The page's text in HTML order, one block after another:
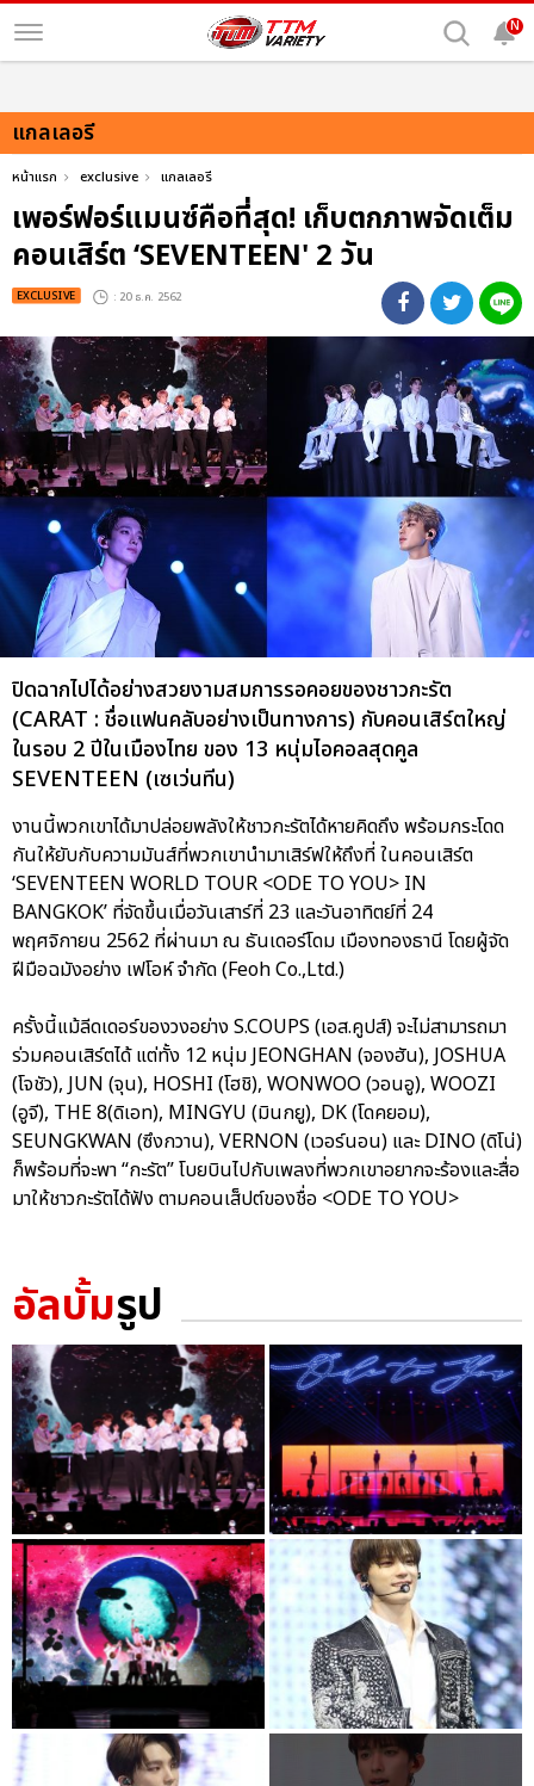
N
แกลเลอรี
หน้าแรก exclusive แกลเลอรี
เพอร์ฟอร์แมนซ์คือที่สุด! เก็บตกภาพจัดเต็ม
คอนเสิร์ต ‘SEVENTEEN' 2 วัน
EXCLUSIVE : 20 ธ.ค. 2562
ปิดฉากไปได้อย่างสวยงามสมการรอคอยของชาวกะรัต
(CARAT : ชื่อแฟนคลับอย่างเป็นทางการ) กับคอนเสิร์ตใหญ่
ในรอบ 2 ปีในเมืองไทย ของ 13 หนุ่มไอคอลสุดคูล
SEVENTEEN (เซเว่นทีน)
งานนี้พวกเขาได้มาปล่อยพลังให้ชาวกะรัตได้หายคิดถึง พร้อมกระโดด
กันให้ยับกับความมันส์ที่พวกเขานำมาเสิร์ฟให้ถึงที่ ในคอนเสิร์ต
‘SEVENTEEN WORLD TOUR <ODE TO YOU> IN
BANGKOK’ ที่จัดขึ้นเมื่อวันเสาร์ที่ 23 และวันอาทิตย์ที่ 24
พฤศจิกายน 2562 ที่ผ่านมา ณ ธันเดอร์โดม เมืองทองธานี โดยผู้จัด
ฝีมือฉมังอย่าง เฟโอห์ จำกัด (Feoh Co.,Ltd.)
ครั้งนี้แม้ลีดเดอร์ของวงอย่าง S.COUPS (เอส.คูปส์) จะไม่สามารถมา
ร่วมคอนเสิร์ตได้ แต่ทั้ง 12 หนุ่ม JEONGHAN (จองฮัน), JOSHUA
(โจชัว), JUN (จุน), HOSHI (โฮชิ), WONWOO (วอนอู), WOOZI
(อูจี), THE 8(ดิเอท), MINGYU (มินกยู), DK (โดคยอม),
SEUNGKWAN (ซึงกวาน), VERNON (เวอร์นอน) และ DINO (ดิโน่)
ก็พร้อมที่จะพา “กะรัต” โบยบินไปกับเพลงที่พวกเขาอยากจะร้องและสื่อ
มาให้ชาวกะรัตได้ฟัง ตามคอนเส็ปต์ของชื่อ <ODE TO YOU>
อัลบั้มรูป